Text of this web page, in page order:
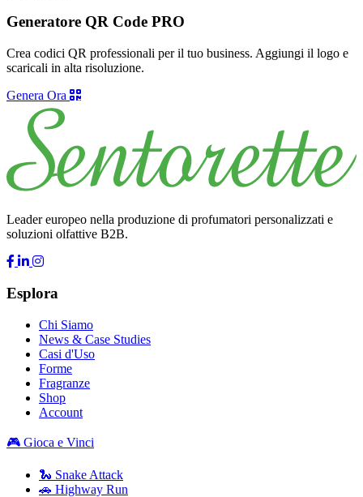
Generatore QR Code PRO
Crea codici QR professionali per il tuo business. Aggiungi il logo e
scaricali in alta risoluzione.
Genera Ora
Leader europeo nella produzione di profumatori personalizzati e
soluzioni olfattive B2B.
Esplora
Chi Siamo
News & Case Studies
Casi d'Uso
Forme
Fragranze
Shop
Account
🎮 Gioca e Vinci
🐍 Snake Attack
🚗 Highway Run